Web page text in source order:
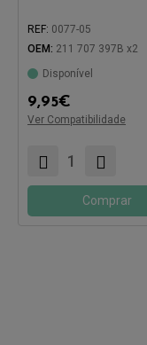
REF: 0077-05
OEM: 211 707 397B x2
Disponível
9,95€
Ver Compatibilidade
Compatível com:
Comprar